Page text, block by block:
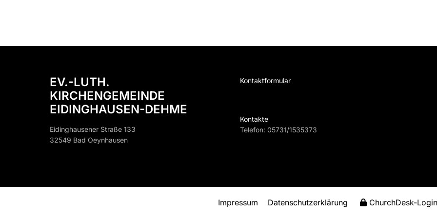
EV.-LUTH.
KIRCHENGEMEINDE
EIDINGHAUSEN-DEHME
Eidinghausener Straße 133
32549 Bad Oeynhausen
Kontaktformular
Kontakte
Telefon: 05731/1535373
Impressum Datenschutzerklärung ChurchDesk-Login